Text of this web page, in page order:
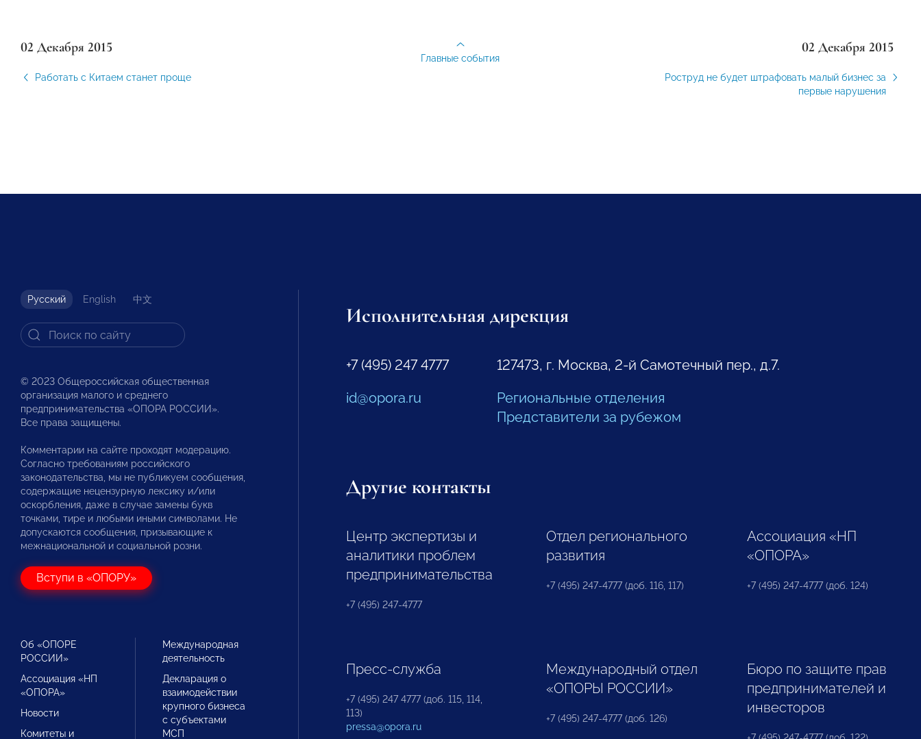
02 Декабря 2015
Работать с Китаем станет проще
02 Декабря 2015
Роструд не будет штрафовать малый бизнес за
первые нарушения
Главные события
Русский English 中文
© 2023 Общероссийская общественная
организация малого и среднего
предпринимательства «ОПОРА РОССИИ».
Все права защищены.
Комментарии на сайте проходят модерацию.
Согласно требованиям российского
законодательства, мы не публикуем сообщения,
содержащие нецензурную лексику и/или
оскорбления, даже в случае замены букв
точками, тире и любыми иными символами. Не
допускаются сообщения, призывающие к
межнациональной и социальной розни.
Вступи в «ОПОРУ»
Об «ОПОРЕ
РОССИИ»
Ассоциация «НП
«ОПОРА»
Новости
Комитеты и
Международная
деятельность
Декларация о
взаимодействии
крупного бизнеса
с субъектами
МСП
Исполнительная дирекция
+7 (495) 247 4777
id@opora.ru
127473, г. Москва, 2-й Самотечный пер., д.7.
Региональные отделения
Представители за рубежом
Другие контакты
Центр экспертизы и
аналитики проблем
предпринимательства
+7 (495) 247-4777
Отдел регионального
развития
+7 (495) 247-4777 (доб. 116, 117)
Ассоциация «НП
«ОПОРА»
+7 (495) 247-4777 (доб. 124)
Пресс-служба
+7 (495) 247 4777 (доб. 115, 114,
113)
pressa@opora.ru
Международный отдел
«ОПОРЫ РОССИИ»
+7 (495) 247-4777 (доб. 126)
Бюро по защите прав
предпринимателей и
инвесторов